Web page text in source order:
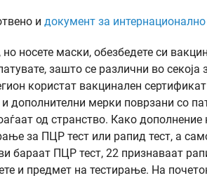
и документ за
носете маски, обезбедете си
зашто се различни во
користат вакцинален
дополнителни мерки поврзани со
од странство. Како
за ПЦР тест или рапид тест, а
бараат ПЦР тест, 22 признаваат
и предмет на тестирање. На